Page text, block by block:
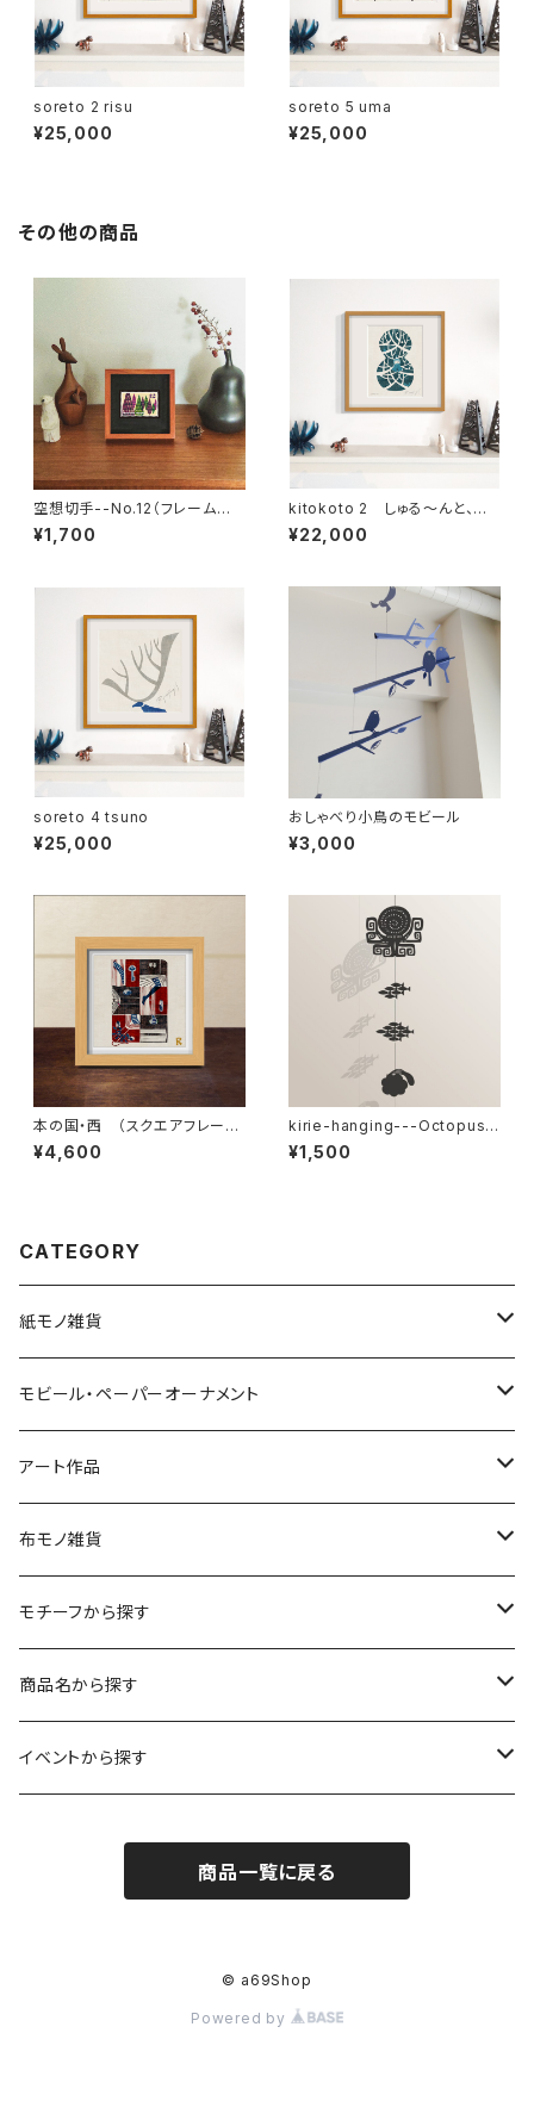
soreto 2 risu
¥25,000
soreto 5 uma
¥25,000
その他の商品
空想切手--No.12（フレーム付、
切手風プチアート）
¥1,700
kitokoto 2 しゅる〜んと、か
ぜがふいている
¥22,000
soreto 4 tsuno
¥25,000
おしゃべり小鳥のモビール
¥3,000
本の国・西 （スクエアフレーム
付・裏面サイン入り）
¥4,600
kirie-hanging---Octopus
（ペーパーオーナメント・タコ）
¥1,500
CATEGORY
紙モノ雑貨
切り絵グリーティングカード
LED用ペーパーシェード
ポストカード
モビール・ペーパーオーナメント
モビール
ペーパーオーナメント
アート作品
ポスター
kuusou-kitte（空想切手・フレーム付）
レギュラーサイズ
コンパクトサイズ
イラスト（フレーム付）
サイン付イラスト（フレーム付）
アートワークス
布モノ雑貨
ファブリックポスター
ガーゼスカーフ
てぬぐい
モチーフから探す
キャンプ - CAMPING
サーカス- CIRCUS
ウマ- HORSES
商品名から探す
kirie-deco
kuusou-kitte
イベントから探す
2021 きのうのすきま4
商品一覧に戻る
© a69Shop
Powered by